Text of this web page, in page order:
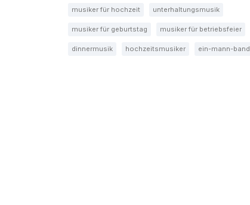
musiker für hochzeit unterhaltungsmusik
musiker für geburtstag musiker für betriebsfeier
dinnermusik hochzeitsmusiker ein-mann-band